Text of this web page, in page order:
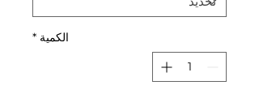
الكمية *